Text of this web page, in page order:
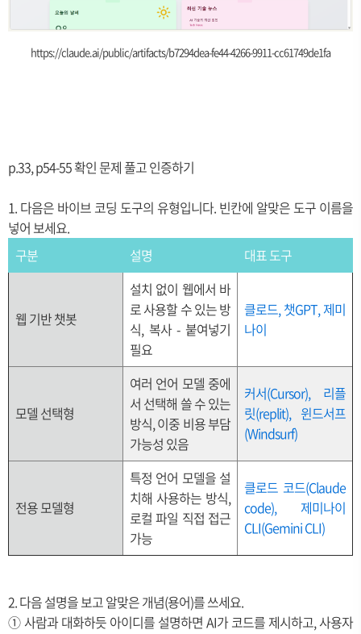
https://claude.ai/public/artifacts/b7294dea-fe44-4266-9911-cc61749de1fa
p.33, p54-55 확인 문제 풀고 인증하기
1. 다음은 바이브 코딩 도구의 유형입니다. 빈칸에 알맞은 도구 이름을
넣어 보세요.
구분
설명 대표 도구
웹 기반 챗봇
설치 없이 웹에서 바
로 사용할 수 있는 방
식, 복사 - 붙여넣기
필요
클로드, 챗GPT, 제미
나이
모델 선택형
여러 언어 모델 중에
서 선택해 쓸 수 있는
방식, 이중 비용 부담
가능성 있음
커서(Cursor), 리플
릿(replit), 윈드서프
(Windsurf)
전용 모델형
특정 언어 모델을 설
치해 사용하는 방식,
로컬 파일 직접 접근
가능
클로드 코드(Claude
code), 제미나이
CLI(Gemini CLI)
2. 다음 설명을 보고 알맞은 개념(용어)를 쓰세요.
① 사람과 대화하듯 아이디를 설명하면 AI가 코드를 제시하고, 사용자